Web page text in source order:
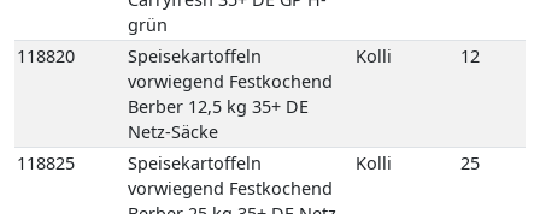
Speisekartoffeln
vorwiegend Festkochend
Berber 25 kg 35+ DE Netz-
Säcke
Speisekartoffeln
vorwiegend festkochend
Quarta 12,5 kg 35+ DE
Netz-Säcke